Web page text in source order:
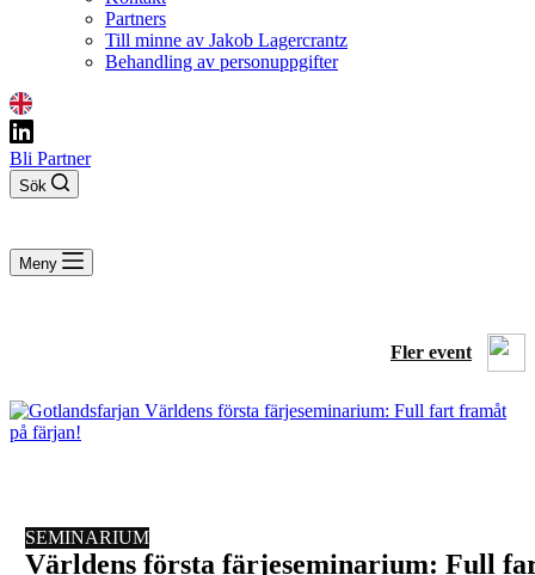
Partners
Till minne av Jakob Lagercrantz
Behandling av personuppgifter
Bli Partner
Sök
Meny
Fler event
SEMINARIUM
Världens första färjeseminarium: Full